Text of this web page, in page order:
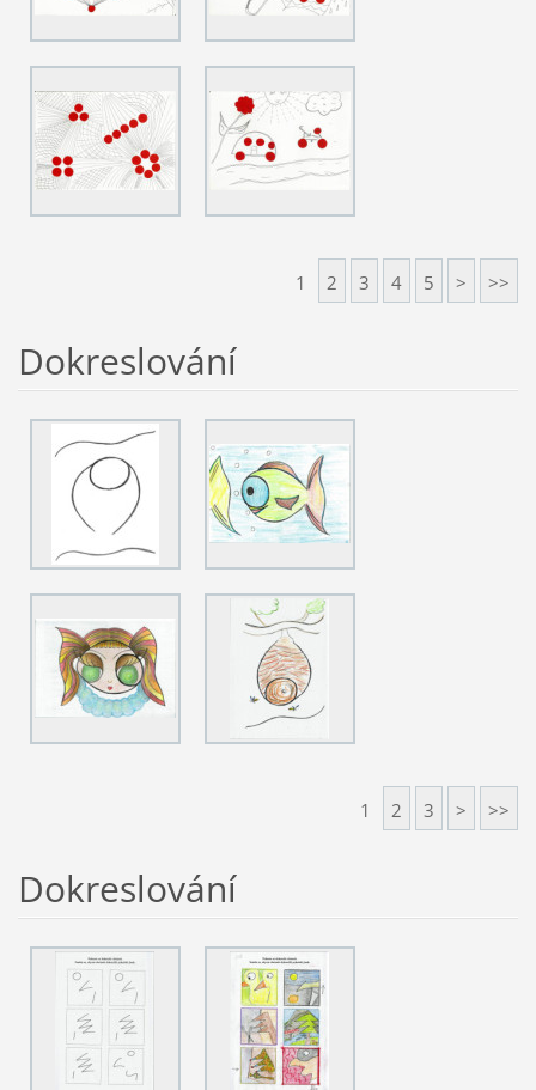
1 2 3 4 5 > >>
Dokreslování
1 2 3 > >>
Dokreslování